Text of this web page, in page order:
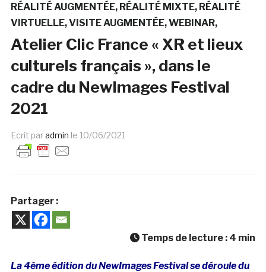
RÉALITÉ AUGMENTÉE RÉALITÉ MIXTE RÉALITÉ
VIRTUELLE VISITE AUGMENTÉE WEBINAR
Atelier Clic France « XR et lieux
culturels français », dans le
cadre du NewImages Festival
2021
Ecrit paradmin le 10/06/2021
Partager :
Temps de lecture : 4 min
La 4ème édition du NewImages Festival se déroule du